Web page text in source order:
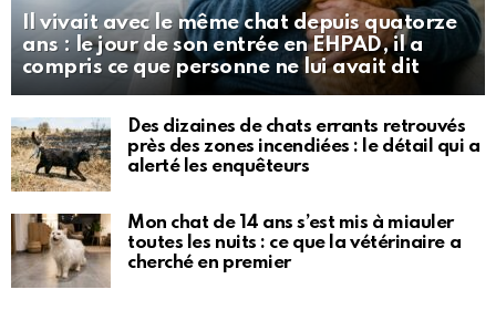
Il vivait avec le même chat depuis quatorze
ans : le jour de son entrée en EHPAD, il a
compris ce que personne ne lui avait dit
Des dizaines de chats errants retrouvés
près des zones incendiées : le détail qui a
alerté les enquêteurs
Mon chat de 14 ans s’est mis à miauler
toutes les nuits : ce que la vétérinaire a
cherché en premier